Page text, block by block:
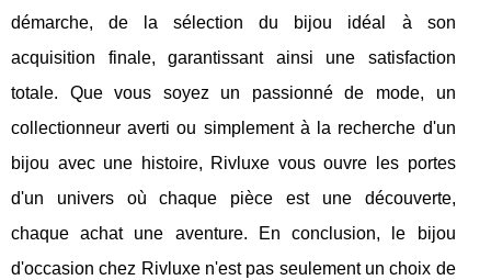
démarche, de la sélection du bijou idéal à son
acquisition finale, garantissant ainsi une satisfaction
totale. Que vous soyez un passionné de mode, un
collectionneur averti ou simplement à la recherche d'un
bijou avec une histoire, Rivluxe vous ouvre les portes
d'un univers où chaque pièce est une découverte,
chaque achat une aventure. En conclusion, le bijou
d'occasion chez Rivluxe n'est pas seulement un choix de